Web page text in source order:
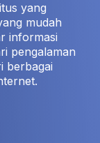
yang
mudah
informasi
pengalaman
berbagai